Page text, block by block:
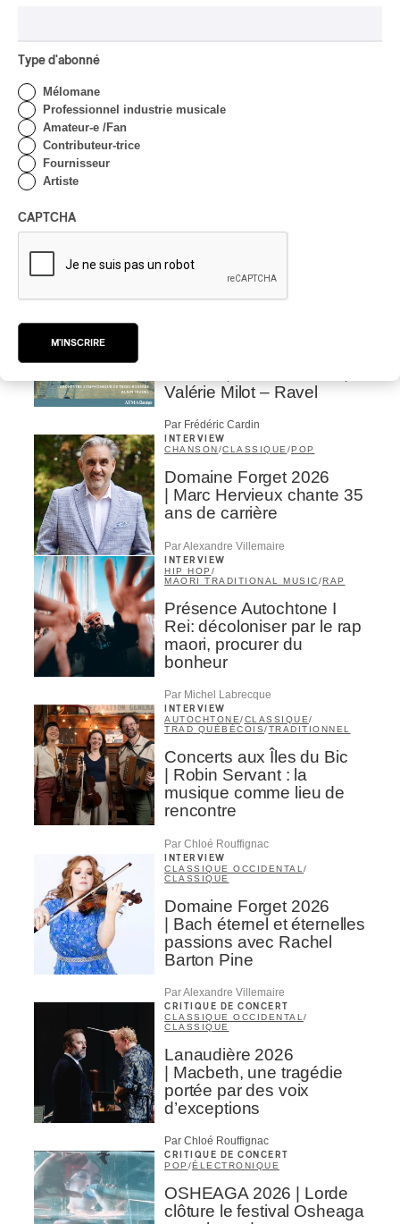
Anyma Ora envoûte la
Par Frédéric Cardin
CLASSIQUE OCCIDENTAL
Valérie Milot – Ravel
Par Frédéric Cardin
INTERVIEW
CHANSON/CLASSIQUE/POP
Domaine Forget 2026
| Marc Hervieux chante 35
ans de carrière
Par Alexandre Villemaire
INTERVIEW
HIP HOP /
MAORI TRADITIONAL MUSIC/RAP
Présence Autochtone I
Rei: décoloniser par le rap
maori, procurer du
bonheur
Par Michel Labrecque
INTERVIEW
AUTOCHTONE/CLASSIQUE/
TRAD QUÉBÉCOIS/TRADITIONNEL
Concerts aux Îles du Bic
| Robin Servant : la
musique comme lieu de
rencontre
Par Chloé Rouffignac
INTERVIEW
CLASSIQUE OCCIDENTAL /
CLASSIQUE
Domaine Forget 2026
| Bach éternel et éternelles
passions avec Rachel
Barton Pine
Par Alexandre Villemaire
CRITIQUE DE CONCERT
CLASSIQUE OCCIDENTAL /
CLASSIQUE
Lanaudière 2026
| Macbeth, une tragédie
portée par des voix
d’exceptions
Par Chloé Rouffignac
CRITIQUE DE CONCERT
POP /ÉLECTRONIQUE
OSHEAGA 2026 | Lorde
clôture le festival Osheaga
Type d'abonné
Mélomane
Professionnel industrie musicale
Amateur-e /Fan
Contributeur-trice
Fournisseur
Artiste
CAPTCHA
M'INSCRIRE